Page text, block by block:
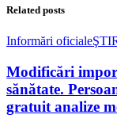
Related posts
Informări oficiale
Modificări
sănătate.
gratuit analize